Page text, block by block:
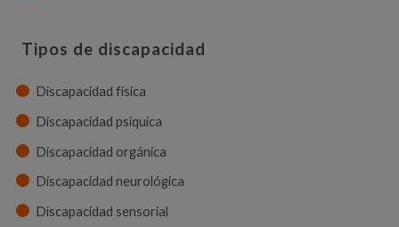
Tipos de discapacidad
Discapacidad física
Discapacidad psíquica
Discapacidad orgánica
Discapacidad neurológica
Discapacidad sensorial